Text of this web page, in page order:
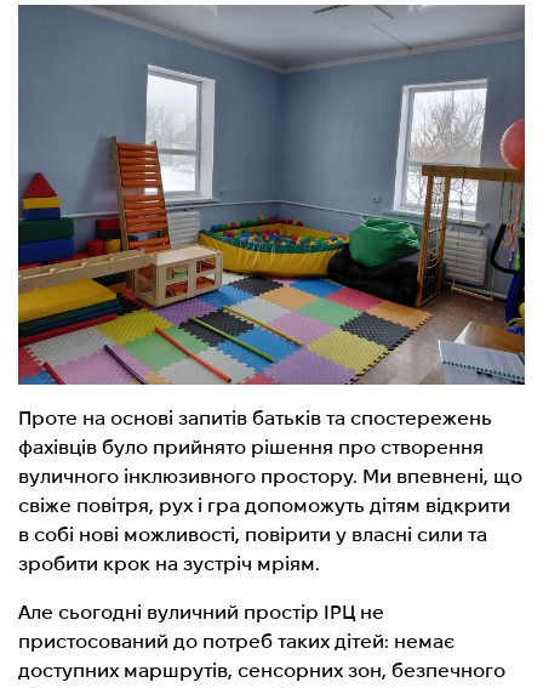
Проте на основі запитів батьків та спостережень
фахівців було прийнято рішення про створення
вуличного інклюзивного простору. Ми впевнені, що
свіже повітря, рух і гра допоможуть дітям відкрити
в собі нові можливості, повірити у власні сили та
зробити крок на зустріч мріям.
Але сьогодні вуличний простір ІРЦ не
пристосований до потреб таких дітей: немає
доступних маршрутів, сенсорних зон, безпечного